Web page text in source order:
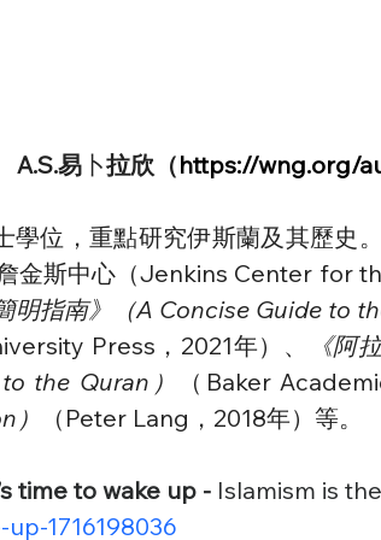
A.S.易 卜拉欣（https://wng.org/
學位，重點研究伊斯蘭及其歷
金斯中心（Jenkins Center for
明指南》（A Concise Guide to
Press，2021年）、 《阿
the Quran）
（Baker
（Peter Lang，2018年）等。
time to wake up - Islamism is
1716198036